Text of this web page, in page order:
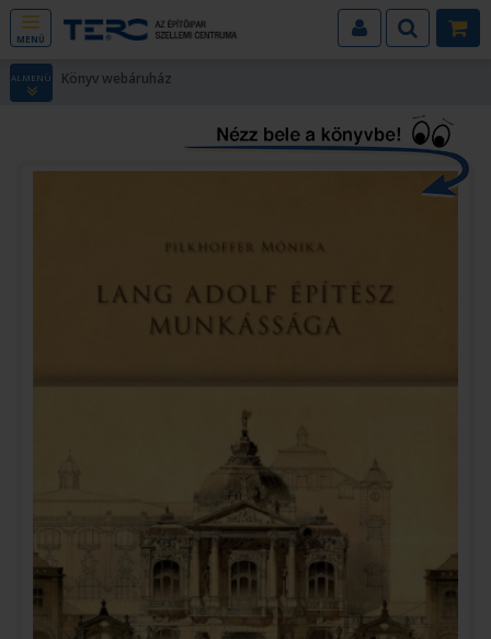
MENÜ
ALMENÜ Könyv webáruház